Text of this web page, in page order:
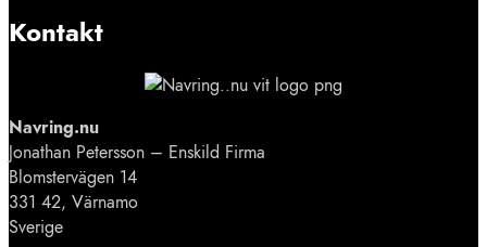
Kontakt
Navring.nu
Jonathan Petersson – Enskild Firma
Blomstervägen 14
331 42, Värnamo
Sverige